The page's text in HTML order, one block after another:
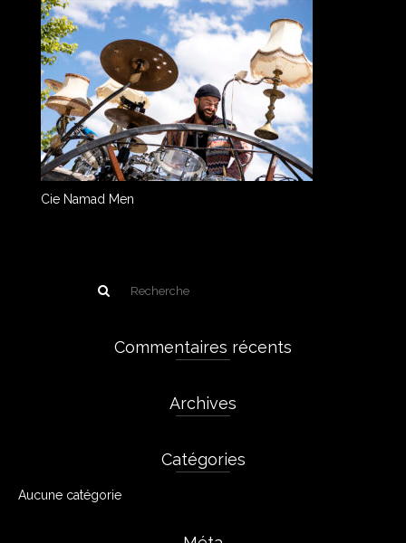
Cie Namad Men
Commentaires récents
Archives
Catégories
Aucune catégorie